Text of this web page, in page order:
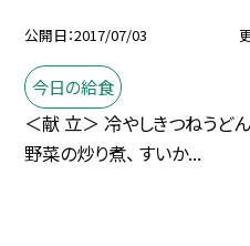
公開日 2017/07/03
今日の給食
＜献 立＞ 冷やしきつねうど
野菜の炒り煮、 すいか...